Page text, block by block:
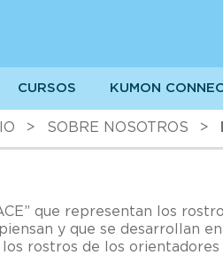
CURSOS KUMON
> SOBRE NOSOTROS >
que representan los
y que se desarrollan en
rostros de los orientadores